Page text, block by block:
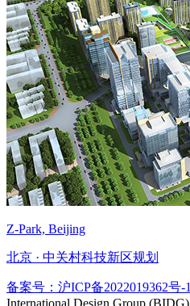
Z-Park, Beijing
北京 · 中关村科技新区规划
备案号：沪ICP备2022019362号-1
International Design Group (BIDG).